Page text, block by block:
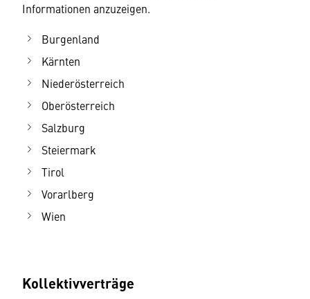
Informationen anzuzeigen.
Burgenland
Kärnten
Niederösterreich
Oberösterreich
Salzburg
Steiermark
Tirol
Vorarlberg
Wien
Kollektivverträge